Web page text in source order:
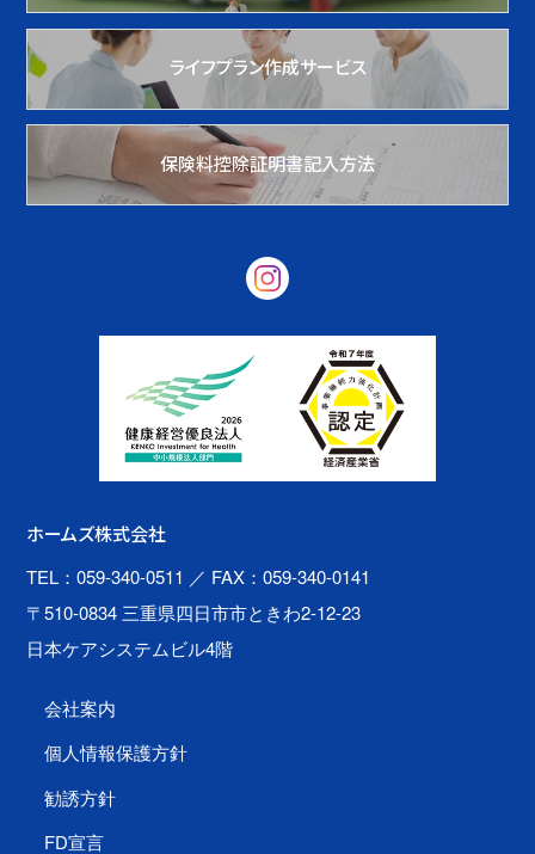
ライフプラン作成サービス
保険料控除証明書記入方法
ホームズ株式会社
TEL：059-340-0511 ／ FAX：059-340-0141
〒510-0834 三重県四日市市ときわ2-12-23
日本ケアシステムビル4階
会社案内
個人情報保護方針
勧誘方針
FD宣言